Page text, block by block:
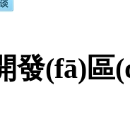
發(fā)區